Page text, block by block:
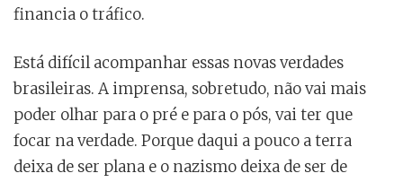
financia o tráfico.
Está difícil acompanhar essas novas verdades
brasileiras. A imprensa, sobretudo, não vai mais
poder olhar para o pré e para o pós, vai ter que
focar na verdade. Porque daqui a pouco a terra
deixa de ser plana e o nazismo deixa de ser de